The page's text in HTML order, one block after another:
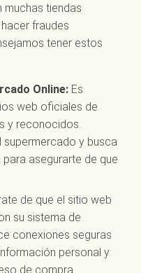
muchas tiendas
fraudes
tener estos
Online: Es
web oficiales de
y reconocidos.
supermercado y busca
asegurarte de que
de que el sitio web
su sistema de
conexiones seguras
personal y
de compra.